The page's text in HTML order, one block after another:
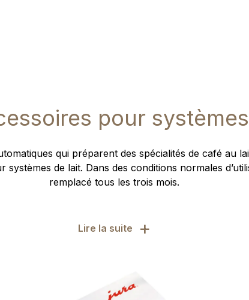
pour
qui préparent des spécialités de café au
systèmes de lait. Dans des conditions normales
remplacé tous les trois mois.
Lire la suite +